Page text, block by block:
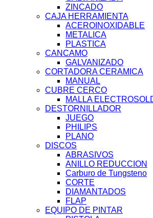
ZINCADO
CAJA HERRAMIENTA
ACEROINOXIDABLE
METALICA
PLASTICA
CANCAMO
GALVANIZADO
CORTADORA CERAMICA
MANUAL
CUBRE CERCO
MALLA
DESTORNILLADOR
JUEGO
PHILIPS
PLANO
DISCOS
ABRASIVOS
ANILLO REDUCCION
Carburo de Tungsteno
CORTE
DIAMANTADOS
FLAP
EQUIPO DE PINTAR